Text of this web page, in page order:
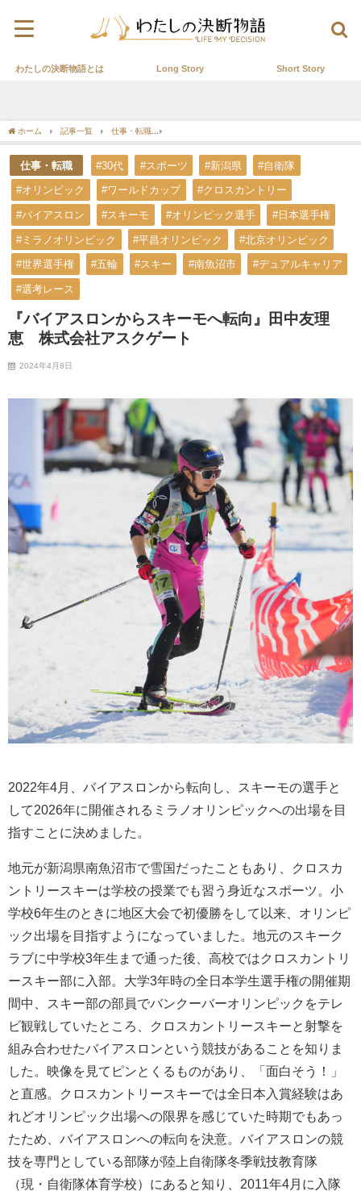
わたしの決断物語とは Long Story Short Story
ホーム 記事一覧 仕事・転職
仕事・転職 #30代 #スポーツ #新潟県 #自衛隊
#オリンピック #ワールドカップ #クロスカントリー
#バイアスロン #スキーモ #オリンピック選手 #日本選手権
#ミラノオリンピック #平昌オリンピック #北京オリンピック
#世界選手権 #五輪 #スキー #南魚沼市 #デュアルキャリア
#選考レース
『バイアスロンからスキーモへ転向』田中友理
恵 株式会社アスクゲート
2024年4月8日
2022年4月、バイアスロンから転向し、スキーモの選手と
して2026年に開催されるミラノオリンピックへの出場を目
指すことに決めました。
地元が新潟県南魚沼市で雪国だったこともあり、クロスカ
ントリースキーは学校の授業でも習う身近なスポーツ。小
学校6年生のときに地区大会で初優勝をして以来、オリンピ
ック出場を目指すようになっていました。地元のスキーク
ラブに中学校3年生まで通った後、高校ではクロスカントリ
ースキー部に入部。大学3年時の全日本学生選手権の開催期
間中、スキー部の部員でバンクーバーオリンピックをテレ
ビ観戦していたところ、クロスカントリースキーと射撃を
組み合わせたバイアスロンという競技があることを知りま
した。映像を見てピンとくるものがあり、「面白そう！」
と直感。クロスカントリースキーでは全日本入賞経験はあ
れどオリンピック出場への限界を感じていた時期でもあっ
たため、バイアスロンへの転向を決意。バイアスロンの競
技を専門としている部隊が陸上自衛隊冬季戦技教育隊
（現・自衛隊体育学校）にあると知り、2011年4月に入隊